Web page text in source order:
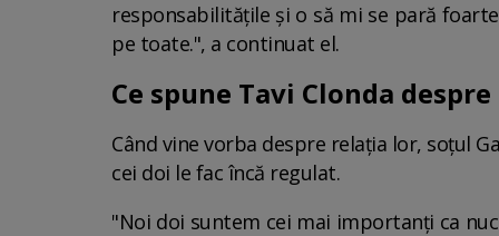
responsabilitățile și o să mi se pară
pe toate.", a continuat el.
Ce spune Tavi Clonda
Când vine vorba despre relația lor, soțul
cei doi le fac încă regulat.
"Noi doi suntem cei mai importanți ca